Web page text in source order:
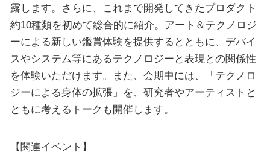
露します。さらに、これまで開発してきたプロダクト
約10種類を初めて総合的に紹介。アート＆テクノロジ
ーによる新しい鑑賞体験を提供するとともに、デバイ
スやシステム等にあるテクノロジーと表現との関係性
を体験いただけます。また、会期中には、「テクノロ
ジーによる身体の拡張」を、研究者やアーティストと
ともに考えるトークも開催します。
【関連イベント】